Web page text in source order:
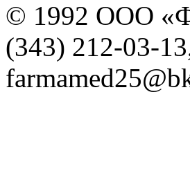
© 1992 ООО
(343) 212-03-